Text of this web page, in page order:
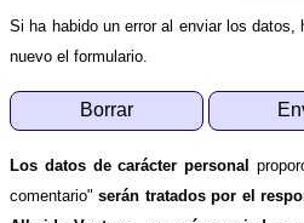
Si ha habido un error al enviar los
nuevo el formulario.
Los datos de carácter personal
comentario"serán tratados por el